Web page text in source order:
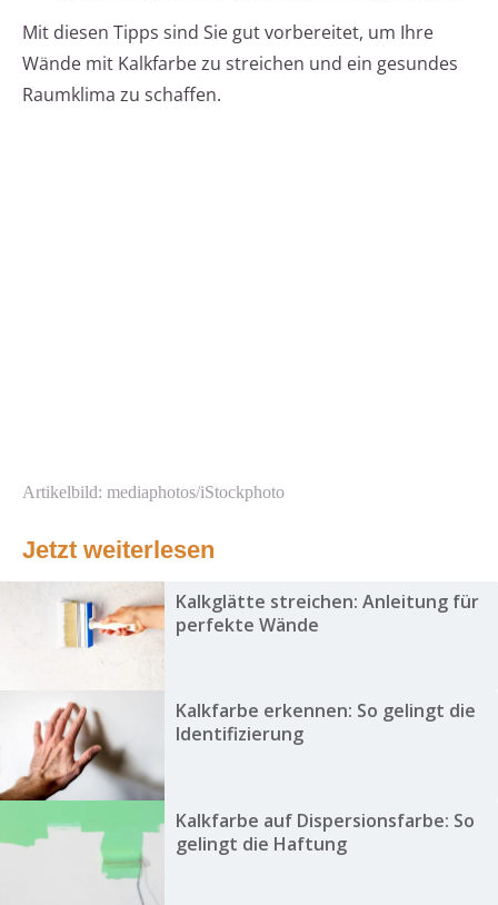
Mit diesen Tipps sind Sie gut vorbereitet, um Ihre
Wände mit Kalkfarbe zu streichen und ein gesundes
Raumklima zu schaffen.
Artikelbild: mediaphotos/iStockphoto
Jetzt weiterlesen
Kalkglätte streichen: Anleitung für
perfekte Wände
Kalkfarbe erkennen: So gelingt die
Identifizierung
Kalkfarbe auf Dispersionsfarbe: So
gelingt die Haftung